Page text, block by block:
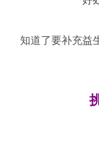
知道了要补充益